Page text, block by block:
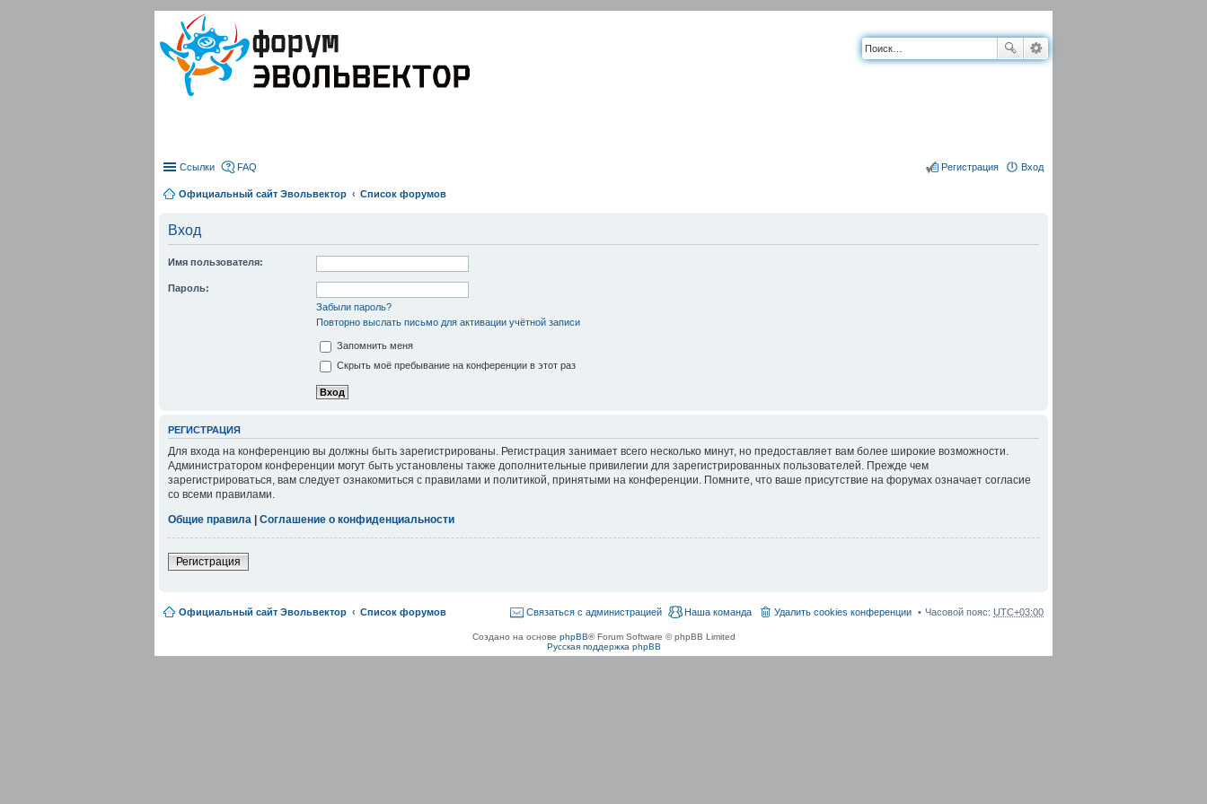
Ссылки FAQ Вход
Регистрация
Официальный сайт Эвольвектор Список форумов
Вход
Имя пользователя:
Пароль:
Забыли пароль?
Повторно выслать письмо для активации учётной записи
Запомнить меня
Скрыть моё пребывание на конференции в этот раз
РЕГИСТРАЦИЯ
Для входа на конференцию вы должны быть зарегистрированы. Регистрация занимает всего несколько минут, но предоставляет вам более широкие возможности.
Администратором конференции могут быть установлены также дополнительные привилегии для зарегистрированных пользователей. Прежде чем
зарегистрироваться, вам следует ознакомиться с правилами и политикой, принятыми на конференции. Помните, что ваше присутствие на форумах означает согласие
со всеми правилами.
Общие правила | Соглашение о конфиденциальности
Регистрация
Официальный сайт Эвольвектор Список форумов Часовой пояс: UTC+03:00
Удалить cookies конференции
Наша команда
Связаться с администрацией
Создано на основе phpBB® Forum Software © phpBB Limited
Русская поддержка phpBB